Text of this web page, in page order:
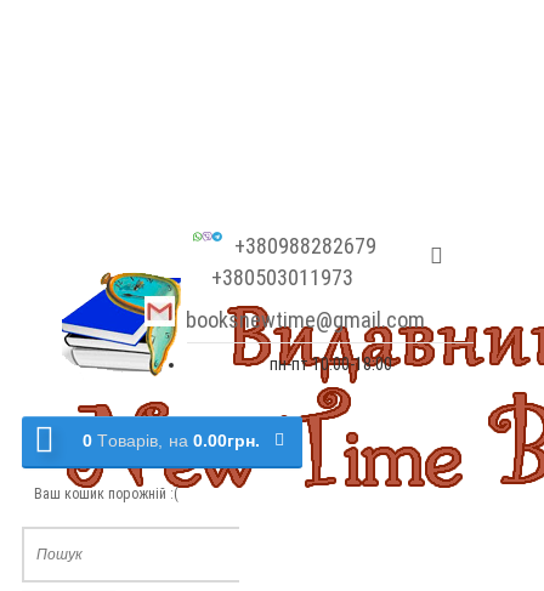
+380988282679
+380503011973
booksnewtime@gmail.com
пн-пт 10:00-18:00
0 Tоварів, на 0.00грн.
Ваш кошик порожній :(